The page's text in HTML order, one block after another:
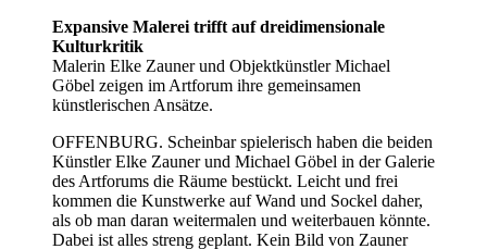
Expansive Malerei trifft auf dreidimensionale
Kulturkritik
Malerin Elke Zauner und Objektkünstler Michael
Göbel zeigen im Artforum ihre gemeinsamen
künstlerischen Ansätze.
OFFENBURG. Scheinbar spielerisch haben die beiden
Künstler Elke Zauner und Michael Göbel in der Galerie
des Artforums die Räume bestückt. Leicht und frei
kommen die Kunstwerke auf Wand und Sockel daher,
als ob man daran weitermalen und weiterbauen könnte.
Dabei ist alles streng geplant. Kein Bild von Zauner